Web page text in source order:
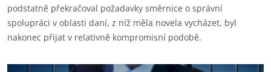
podstatně překračoval požadavky směrnice o správní
spolupráci v oblasti daní, z níž měla novela vycházet, byl
nakonec přijat v relativně kompromisní podobě.